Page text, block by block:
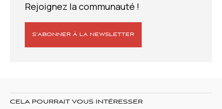
Rejoignez la communauté !
S’ABONNER À LA NEWSLETTER
CELA POURRAIT VOUS INTÉRESSER